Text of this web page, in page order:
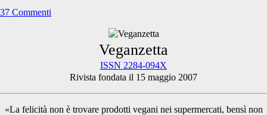
37 Commenti
Sidebar
Veganzetta
ISSN 2284-094X
Rivista fondata il 15 maggio 2007
«La felicità non è trovare prodotti vegani nei supermercati, bensì non